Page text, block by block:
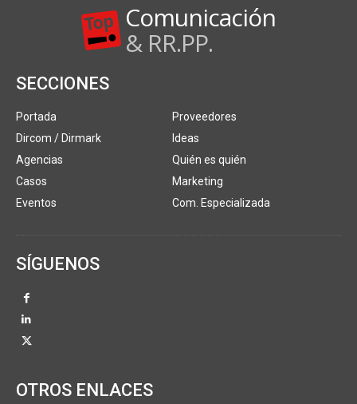
Comunicación
& RR.PP.
SECCIONES
Portada
Dircom / Dirmark
Agencias
Casos
Eventos
Proveedores
Ideas
Quién es quién
Marketing
Com. Especializada
SÍGUENOS
OTROS ENLACES